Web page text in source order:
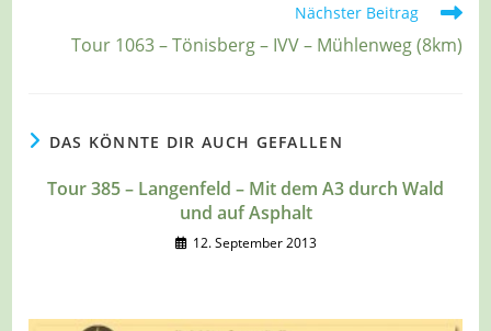
Nächster Beitrag
Tour 1063 – Tönisberg – IVV – Mühlenweg (8km)
DAS KÖNNTE DIR AUCH GEFALLEN
Tour 385 – Langenfeld – Mit dem A3 durch Wald
und auf Asphalt
12. September 2013